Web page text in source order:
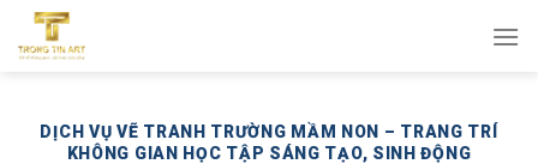
qua
DỊCH VỤ VẼ TRANH TRƯỜNG MẦM NON – TRANG TRÍ
KHÔNG GIAN HỌC TẬP SÁNG TẠO, SINH ĐỘNG